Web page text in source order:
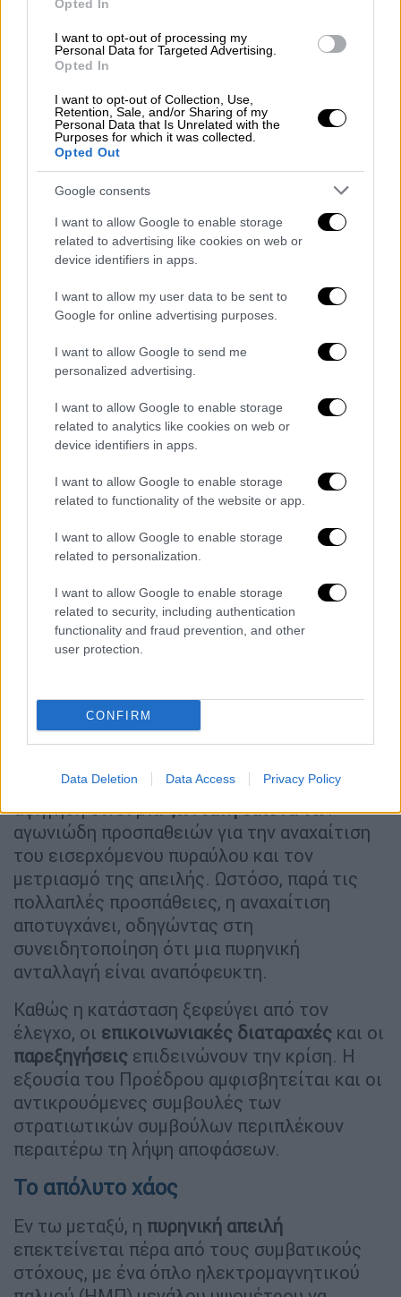
Opted In
I want to opt-out of processing my
Personal Data for Targeted Advertising.
Opted In
I want to opt-out of Collection, Use,
Retention, Sale, and/or Sharing of my
Personal Data that Is Unrelated with the
Purposes for which it was collected.
Opted Out
Google consents
I want to allow Google to enable storage
related to advertising like cookies on web or
device identifiers in apps.
I want to allow my user data to be sent to
Google for online advertising purposes.
I want to allow Google to send me
personalized advertising.
I want to allow Google to enable storage
related to analytics like cookies on web or
device identifiers in apps.
I want to allow Google to enable storage
related to functionality of the website or app.
I want to allow Google to enable storage
related to personalization.
I want to allow Google to enable storage
related to security, including authentication
functionality and fraud prevention, and other
user protection.
CONFIRM
Data Deletion Data Access Privacy Policy
πληροφοριών, επιτήρησης και αναγνώρισης
σε όλο τον κόσμο.
Στο πυρηνικό καταφύγιο διοίκησης του
Πενταγώνου, κορυφαίοι στρατιωτικοί
αξιωματούχοι αναλαμβάνουν δράση,
εφαρμόζοντας μια επικίνδυνη στρατηγική
πυρηνικού πολέμου, γνωστή ως "Εκτόξευση
με προειδοποίηση". Η στρατηγική αυτή
περιλαμβάνει την προληπτική εκτόξευση
μιας αντεπίθεσης μετά την επιβεβαίωση
μιας εισερχόμενης πυραυλικής απειλής,
χωρίς να περιμένει να εκτιμηθεί η πλήρης
έκταση της επίθεσης.
Αντίποινα
Μέσα στο χάος, ο Πρόεδρος των Ηνωμένων
Πολιτειών ενημερώνεται για την
εξελισσόμενη κρίση. Με περιορισμένο χρόνο
για να λάβει κρίσιμες αποφάσεις, ο
Πρόεδρος παλεύει με τη βαριά ευθύνη της
έγκρισης ενός αντίποινου που θα μπορούσε
Καθώς οι εντάσεις κλιμακώνονται, η
αφήγηση δίνει μιαζωντανή εικόνατων
αγωνιώδη προσπαθειών για την αναχαίτιση
του εισερχόμενου πυραύλου και τον
μετριασμό της απειλής. Ωστόσο, παρά τις
πολλαπλές προσπάθειες, η αναχαίτιση
αποτυγχάνει, οδηγώντας στη
συνειδητοποίηση ότι μια πυρηνική
ανταλλαγή είναι αναπόφευκτη.
Καθώς η κατάσταση ξεφεύγει από τον
έλεγχο, οι επικοινωνιακές διαταραχές και οι
παρεξηγήσεις επιδεινώνουν την κρίση. Η
εξουσία του Προέδρου αμφισβητείται και οι
αντικρουόμενες συμβουλές των
στρατιωτικών συμβούλων περιπλέκουν
περαιτέρω τη λήψη αποφάσεων.
Το απόλυτο χάος
Εν τω μεταξύ, η πυρηνική απειλή
επεκτείνεται πέρα από τους συμβατικούς
στόχους, με ένα όπλο ηλεκτρομαγνητικού